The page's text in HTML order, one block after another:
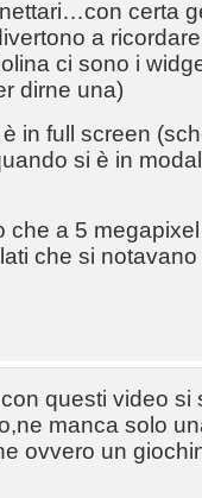
certa
a
ci sono i
dirne una)
in full screen
si è in
che a 5
che si
questi video si
manca solo
ovvero un